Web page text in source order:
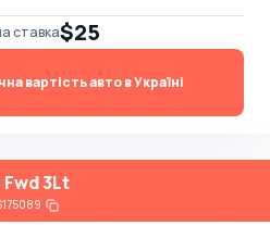
ставка$25
вартість авто в Україні
3Lt